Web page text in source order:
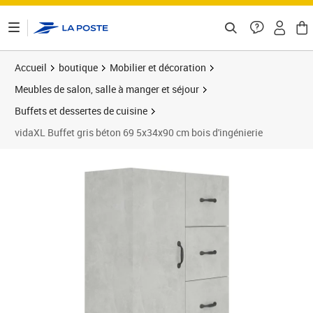
Accueil boutique
Mobilier et décoration
Meubles de salon, salle à manger et séjour
Buffets et dessertes de cuisine
vidaXL Buffet gris béton 69 5x34x90 cm bois d'ingénierie